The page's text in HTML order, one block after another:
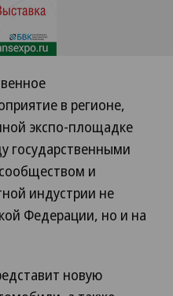
в регионе,
экспо-площадке
государственными
и
индустрии не
Федерации, но и на
новую